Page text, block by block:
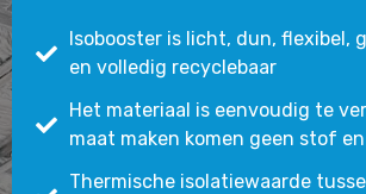
Isobooster is licht, dun, flexibel,
en volledig recyclebaar
Het materiaal is eenvoudig te
maat maken komen geen stof
Thermische isolatiewaarde